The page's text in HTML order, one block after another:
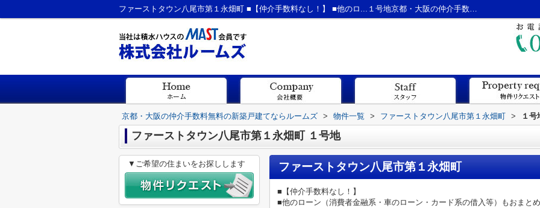
ファーストタウン八尾市第１永畑町 ■【仲介手数料なし！】 ■他のロ...１号地京都・大阪の仲介手数料無料の新築戸建てならルームズ
京都・大阪の仲介手数料無料の新築戸建てならルームズ > 物件一覧 > ファーストタウン八尾市第１永畑町 > １号
ファーストタウン八尾市第１永畑町 １号地
ファーストタウン八尾市第１永畑町
■【仲介手数料なし！】
■他のローン（消費者金融系・車のローン・カード系の借入等）もおまと
▼ご希望の住まいをお探しします